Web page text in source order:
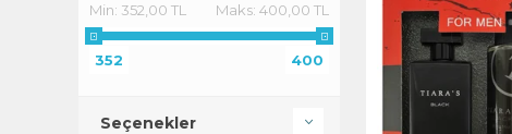
Min: 352,00 TL Maks: 400,00 TL
352 400
Seçenekler